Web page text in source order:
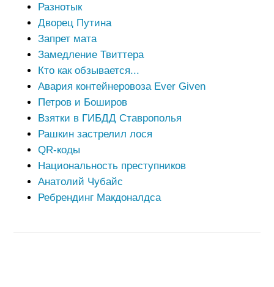
Разнотык
Дворец Путина
Запрет мата
Замедление Твиттера
Кто как обзывается...
Авария контейнеровоза Ever Given
Петров и Боширов
Взятки в ГИБДД Ставрополья
Рашкин застрелил лося
QR-коды
Национальность преступников
Анатолий Чубайс
Ребрендинг Макдоналдса